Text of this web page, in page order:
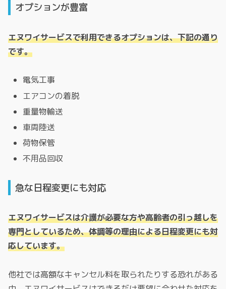
オプションが豊富
エヌワイサービスで利用できるオプションは、下記の通り
です。
電気工事
エアコンの着脱
重量物輸送
車両陸送
荷物保管
不用品回収
急な日程変更にも対応
エヌワイサービスは介護が必要な方や高齢者の引っ越しを
専門としているため、体調等の理由による日程変更にも対
応しています。
他社では高額なキャンセル料を取られたりする恐れがある